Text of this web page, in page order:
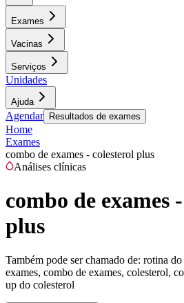
Exames
Vacinas
Serviços
Unidades
Ajuda
Agendar Resultados de exames
Home
Exames
combo de exames - colesterol plus
Análises clínicas
combo de exames
plus
Também pode ser chamado de: rotina do
exames, combo de exames, colesterol,
up do colesterol